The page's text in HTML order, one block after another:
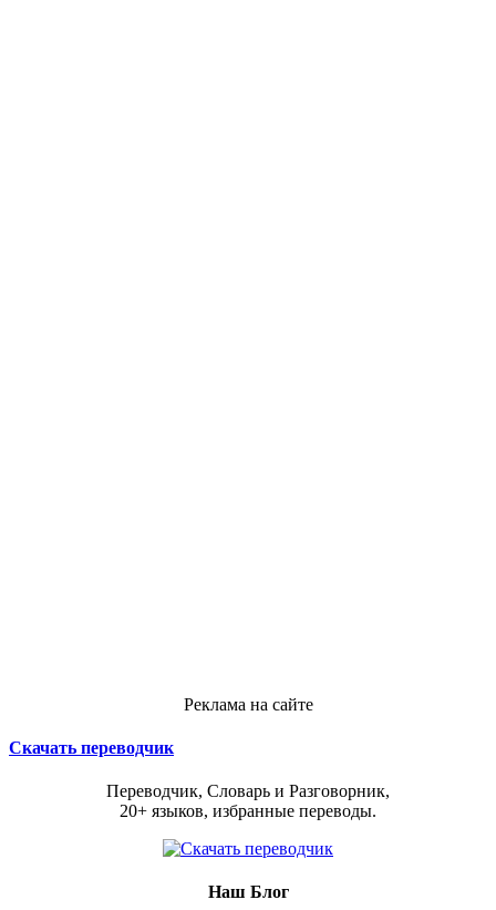
Реклама на сайте
Скачать переводчик
Переводчик, Словарь и Разговорник,
20+ языков, избранные переводы.
Наш Блог